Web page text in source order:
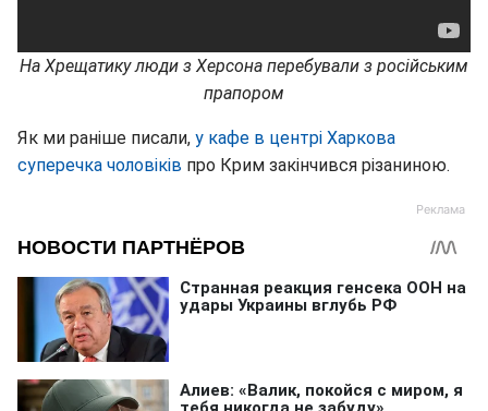
На Хрещатику люди з Херсона перебували з російським
прапором
Як ми раніше писали, у кафе в центрі Харкова
суперечка чоловіків про Крим закінчився різаниною.